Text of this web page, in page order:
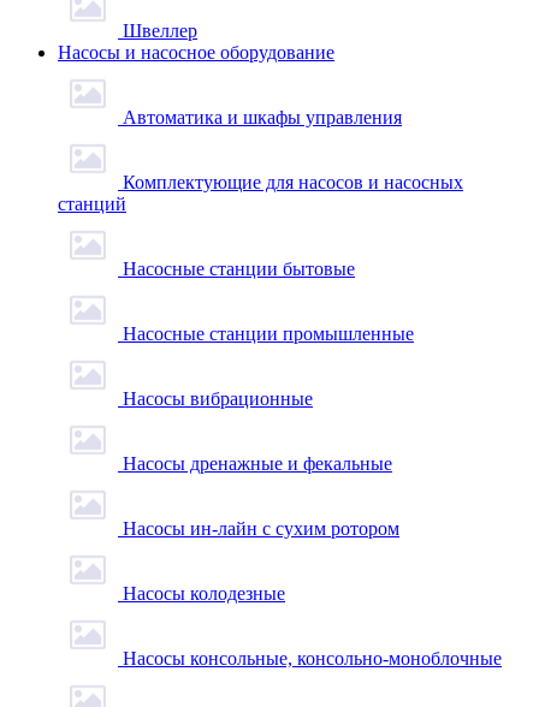
Швеллер
Насосы и насосное оборудование
Автоматика и шкафы управления
Комплектующие для насосов и насосных
станций
Насосные станции бытовые
Насосные станции промышленные
Насосы вибрационные
Насосы дренажные и фекальные
Насосы ин-лайн с сухим ротором
Насосы колодезные
Насосы консольные, консольно-моноблочные